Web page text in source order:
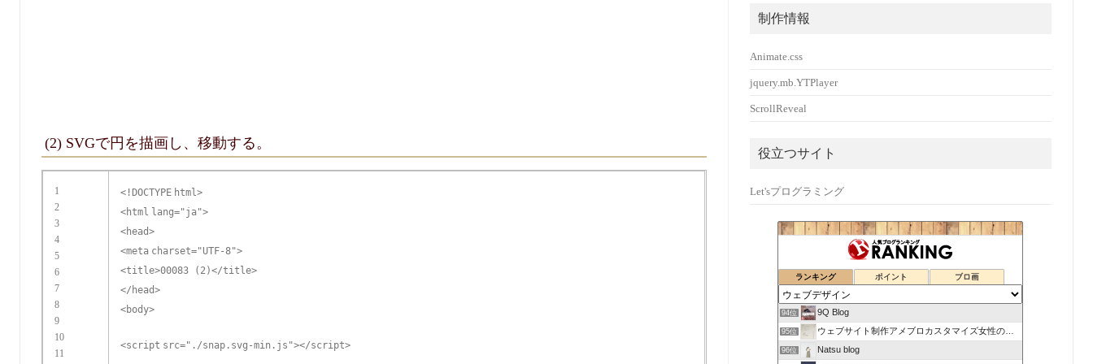
(2) SVGで円を描画し、移動する。
1
2
3
4
5
6
7
8
9
10
11
<!DOCTYPE html>
<html lang="ja">
<head>
<meta charset="UTF-8">
<title>00083 (2)</title>
</ head>
<body>
<script src="./snap.svg-min.js"></script>
制作情報
Animate.css
jquery.mb.YTPlayer
ScrollReveal
役立つサイト
Let'sプログラミング
ランキング ポイント ブロ画
94位 9Q Blog
95位 ウェブサイト制作アメブロカスタマイズ女性のお仕事をサポート！
96位 Natsu blog